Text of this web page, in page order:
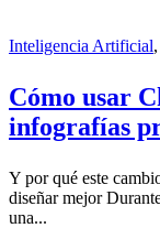
Inteligencia Artificial,
Cómo usar
infografías
Y por qué este
diseñar mejor
una...